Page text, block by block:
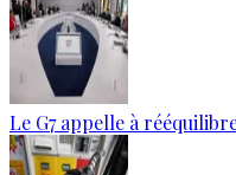
Le G7 appelle à